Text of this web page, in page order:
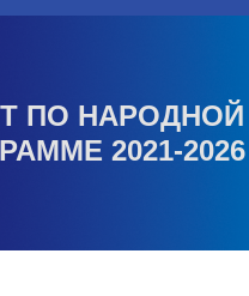
ПО НАРОДНОЙ
2021-2026